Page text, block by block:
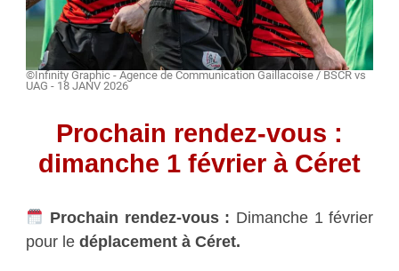
©Infinity Graphic - Agence de Communication Gaillacoise / BSCR vs
UAG - 18 JANV 2026
Prochain rendez-vous :
dimanche 1 février à Céret
Prochain rendez-vous : Dimanche 1 février
pour le déplacement à Céret.